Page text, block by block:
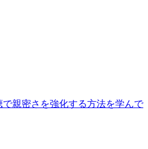
親密さを強化する方法を学んで